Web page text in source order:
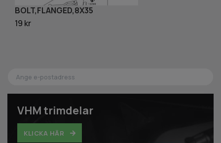
VHM trimdelar
KLICKA HÄR
BOLT,FLANGED,8X35
19 kr